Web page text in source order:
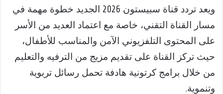
ويعد تردد قناة سبيستون 2026 الجديد خطوة مهمة في
مسار القناة التقني، خاصة مع اعتماد العديد من الأسر
على المحتوى التلفزيوني الآمن والمناسب للأطفال،
حيث تركز القناة على تقديم مزيج من الترفيه والتعليم
من خلال برامج كرتونية هادفة تحمل رسائل تربوية
وتنموية.